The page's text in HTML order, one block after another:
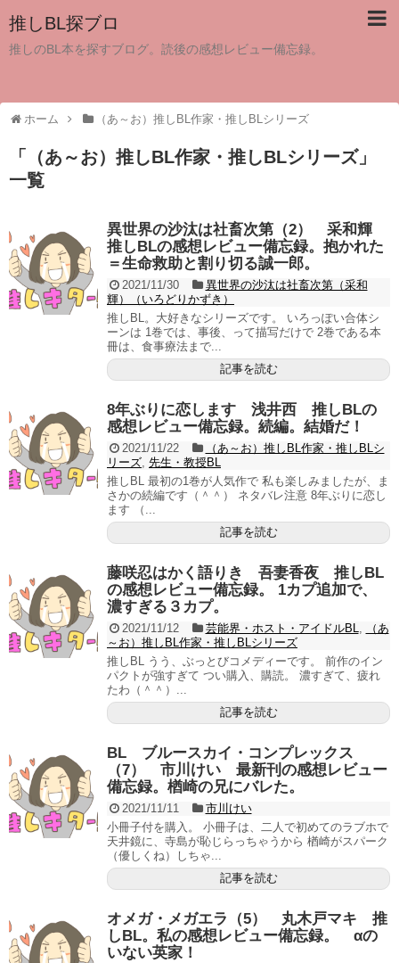
推しBL探ブロ
推しのBL本を探すブログ。読後の感想レビュー備忘録。
ホーム （あ～お）推しBL作家・推しBLシリーズ
「 （あ～お）推しBL作家・推しBLシリーズ」
一覧
異世界の沙汰は社畜次第（2） 采和輝
推しBLの感想レビュー備忘録。抱かれた
＝生命救助と割り切る誠一郎。
2021/11/30
異世界の沙汰は社畜次第（采和
輝）（いろどりかずき）
推しBL。大好きなシリーズです。 いろっぽい合体シ
ーンは 1巻では、事後、って描写だけで 2巻である本
冊は、食事療法まで...
記事を読む
8年ぶりに恋します 浅井西 推しBLの
感想レビュー備忘録。続編。結婚だ！
2021/11/22
（あ～お）推しBL作家・推しBLシ
リーズ, 先生・教授BL
推しBL 最初の1巻が人気作で 私も楽しみましたが、ま
さかの続編です（＾＾） ネタバレ注意 8年ぶりに恋し
ます （...
記事を読む
藤咲忍はかく語りき 吾妻香夜 推しBL
の感想レビュー備忘録。 1カプ追加で、
濃すぎる３カプ。
2021/11/12 芸能界・ホスト・アイドルBL,
（あ
～お）推しBL作家・推しBLシリーズ
推しBL うう、ぶっとびコメディーです。 前作のイン
パクトが強すぎて つい購入、購読。 濃すぎて、疲れ
たわ（＾＾）...
記事を読む
BL ブルースカイ・コンプレックス
（7） 市川けい 最新刊の感想レビュー
備忘録。楢崎の兄にバレた。
2021/11/11
市川けい
小冊子付を購入。 小冊子は、二人で初めてのラブホで
天井鏡に、寺島が恥じらっちゃうから 楢崎がスパーク
（優しくね）しちゃ...
記事を読む
オメガ・メガエラ（5） 丸木戸マキ 推
しBL。私の感想レビュー備忘録。 αの
いない英家！